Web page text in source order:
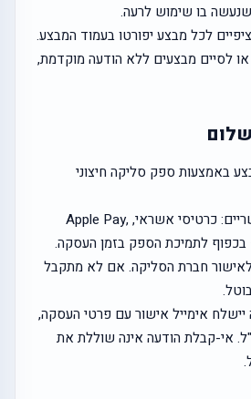
בו שימוש לרעה.
לכל מבצע יפורטו בעמוד המבצע.
לסיים מבצעים ללא הודעה מוקדמת,
באמצעות ספק סליקה חיצוני
אמצעי תשלום אפשריים: כרטיסי אשראי, Apple Pay,
חברת הסליקה. אם לא מתקבל
יישלח אימייל אישור עם פרטי העסקה,
אי-קבלת הודעה אינה שוללת את